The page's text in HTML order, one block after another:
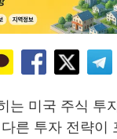
는 미국 주식 투
른 투자 전략이